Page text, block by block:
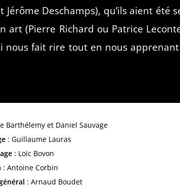
Deschamps), qu’ils aient été
(Pierre Richard ou Patrice
nous fait rire tout en nous
Barthélemy et Daniel Sauvage
: Guillaume Lauras
: Loïc Bovon
: Antoine Corbin
: Arnaud Boudet